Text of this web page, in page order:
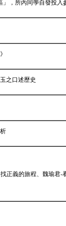
，所內同學自發投入
之口述歷史
正義的旅程、魏瑜君